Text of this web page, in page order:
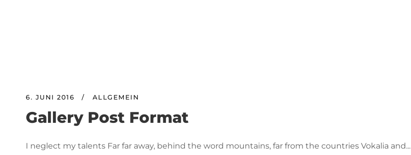
6. JUNI 2016 / ALLGEMEIN
Gallery Post Format
I neglect my talents Far far away, behind the word mountains, far from the countries Vokalia and...